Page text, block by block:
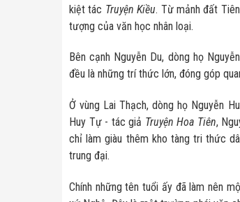
kiệt tác Truyện Kiều. Từ mảnh đất
tượng của văn học nhân loại.
Bên cạnh Nguyễn Du, dòng họ
đều là những trí thức lớn, đóng góp
Ở vùng Lai Thạch, dòng họ Nguyễn
Huy Tự - tác giả Truyện Hoa Tiên,
chỉ làm giàu thêm kho tàng tri thức
trung đại.
Chính những tên tuổi ấy đã làm nên